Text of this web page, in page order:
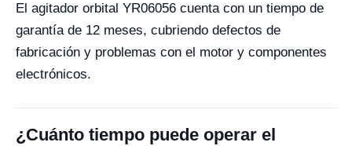
El agitador orbital YR06056 cuenta con un tiempo de
garantía de 12 meses, cubriendo defectos de
fabricación y problemas con el motor y componentes
electrónicos.
¿Cuánto tiempo puede operar el